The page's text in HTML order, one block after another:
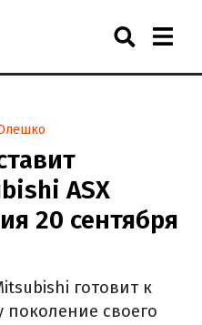
ASX
20 сентября
готовит к
поколение своего